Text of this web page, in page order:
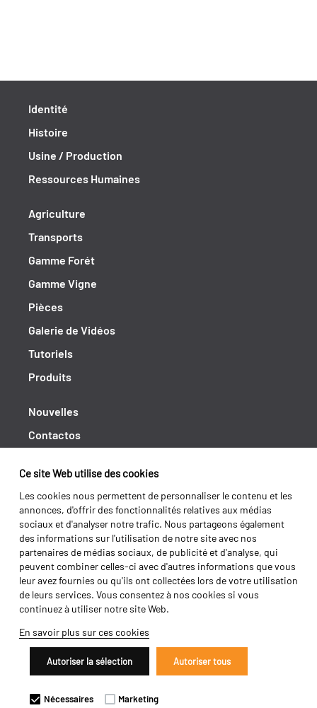
Ce site Web utilise des cookies
Les cookies nous permettent de personnaliser le contenu et les
annonces, d'offrir des fonctionnalités relatives aux médias
sociaux et d'analyser notre trafic. Nous partageons également
des informations sur l'utilisation de notre site avec nos
partenaires de médias sociaux, de publicité et d'analyse, qui
peuvent combiner celles-ci avec d'autres informations que vous
leur avez fournies ou qu'ils ont collectées lors de votre utilisation
de leurs services. Vous consentez à nos cookies si vous
continuez à utiliser notre site Web.
En savoir plus sur ces cookies
Autoriser la sélection Autoriser tous
Nécessaires Marketing
Identité
Histoire
Usine / Production
Ressources Humaines
Agriculture
Transports
Gamme Forét
Gamme Vigne
Pièces
Galerie de Vidéos
Tutoriels
Produits
Nouvelles
Contactos
Shipping returns
Politique de Privacité
Termes et conditions